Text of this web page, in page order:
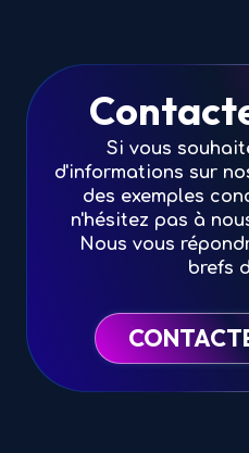
Si vous
d'informations sur
des exemples
n'hésitez pas à
Nous vous
brefs